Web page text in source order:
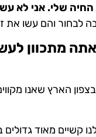
שלי. אני לא
לבחור והם עשו את
מתכוון
הארץ שאנו
קשיים מאוד גדולים